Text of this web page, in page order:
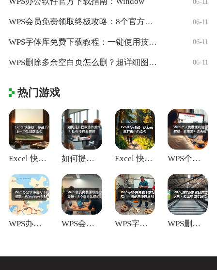
WPS会员免费领取终极攻略：8个官方认证 06-11
WPS字体库免费下载教程：一键使用技巧与 06-11
WPS删除多余空白页怎么删？超详细图文教 06-11
热门游戏
Excel 快捷键：移至下/上一个功能区 如何提升团队协作效率？协作技巧全解析 Excel 快捷键：执行或展开选中的命令 WPS个人免费版功能全解析：够用吗？适合
WPS办公软件官方下载指南：Window WPS会员免费领取终极攻略：8个官方认证 WPS字体库免费下载教程：一键使用技巧与 WPS删除多余空白页怎么删？超详细图文教